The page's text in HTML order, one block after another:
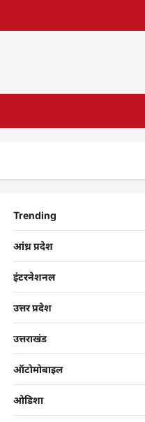
Trending
आंध्र प्रदेश
इंटरनेशनल
उत्तर प्रदेश
उत्तराखंड
ऑटोमोबाइल
ओडिशा